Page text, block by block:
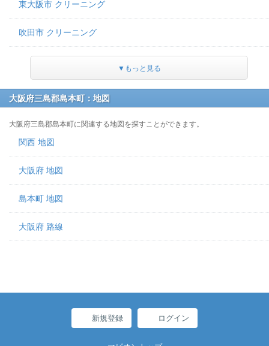
東大阪市 クリーニング
吹田市 クリーニング
▼もっと見る
大阪府三島郡島本町：地図
大阪府三島郡島本町に関連する地図を探すことができます。
関西 地図
大阪府 地図
島本町 地図
大阪府 路線
新規登録 ログイン